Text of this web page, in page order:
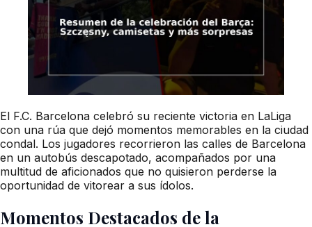
El F.C. Barcelona celebró su reciente victoria en LaLiga
con una rúa que dejó momentos memorables en la ciudad
condal. Los jugadores recorrieron las calles de Barcelona
en un autobús descapotado, acompañados por una
multitud de aficionados que no quisieron perderse la
oportunidad de vitorear a sus ídolos.
Momentos Destacados de la